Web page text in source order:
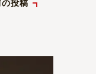
投稿